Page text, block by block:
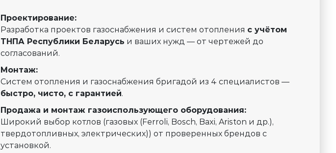
Проектирование:
Разработка проектов газоснабжения и систем отопления с учётом
ТНПА Республики Беларусь и ваших нужд — от чертежей до
согласований.
Монтаж:
Систем отопления и газоснабжения бригадой из 4 специалистов —
быстро, чисто, с гарантией.
Продажа и монтаж газоиспользующего оборудования:
Широкий выбор котлов (газовых (Ferroli, Bosch, Baxi, Ariston и др.),
твердотопливных, электрических)) от проверенных брендов с
установкой.